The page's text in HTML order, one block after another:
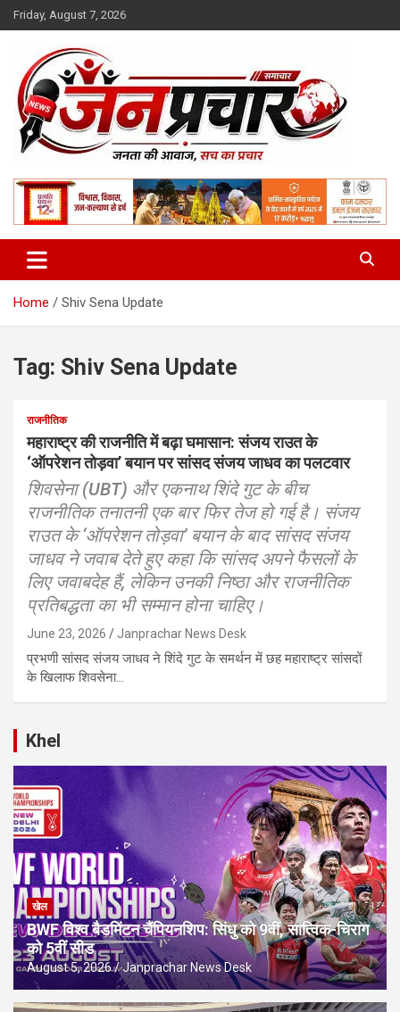
Skip
to
Friday, August 7, 2026
:: जनप्रचार ::
Home Shiv Sena Update
Tag: Shiv Sena Update
राजनीतिक
महाराष्ट्र की राजनीति में बढ़ा घमासान: संजय राउत के
‘ऑपरेशन तोड़वा’ बयान पर सांसद संजय जाधव का पलटवार
शिवसेना (UBT) और एकनाथ शिंदे गुट के बीच
राजनीतिक तनातनी एक बार फिर तेज हो गई है। संजय
राउत के ‘ऑपरेशन तोड़वा’ बयान के बाद सांसद संजय
जाधव ने जवाब देते हुए कहा कि सांसद अपने फैसलों के
लिए जवाबदेह हैं, लेकिन उनकी निष्ठा और राजनीतिक
प्रतिबद्धता का भी सम्मान होना चाहिए।
June 23, 2026 Janprachar News Desk
प्रभणी सांसद संजय जाधव ने शिंदे गुट के समर्थन में छह महाराष्ट्र सांसदों
के खिलाफ शिवसेना…
Khel
खेल
BWF विश्व बैडमिंटन चैंपियनशिप: सिंधु को 9वीं, सात्विक-चिराग
को 5वीं सीड
August 5, 2026 Janprachar News Desk